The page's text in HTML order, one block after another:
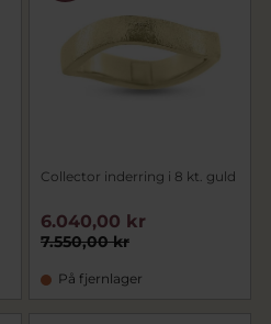
for et personligt look.
midterringe og find
kombination.
Collector inderring i 8 kt. guld
7.550,00 kr
6.040,00 kr
På fjernlager